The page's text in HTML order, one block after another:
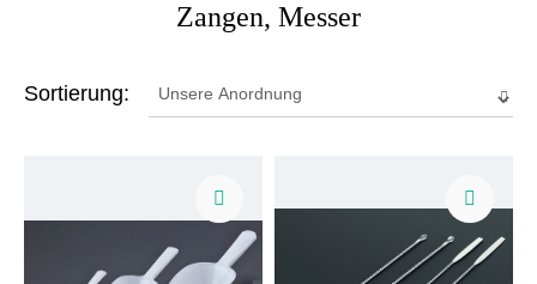
Zangen, Messer
Sortierung: